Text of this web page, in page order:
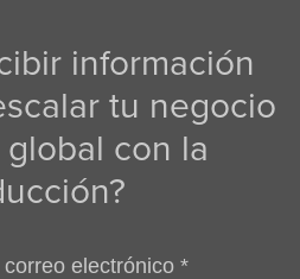
información
tu negocio
con la
electrónico *